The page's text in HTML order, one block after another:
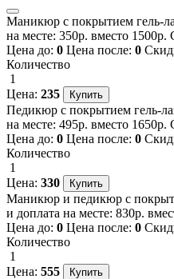
Маникюр с покрытием гель-
на месте: 350р. вместо 1500р.
Цена до: 0 Цена после: 0
Количество
1
Цена: 235
Педикюр с покрытием гель-
на месте: 495р. вместо 1650р.
Цена до: 0 Цена после: 0
Количество
1
Цена: 330
Маникюр и педикюр с
и доплата на месте: 830р.
Цена до: 0 Цена после: 0
Количество
1
Цена: 555